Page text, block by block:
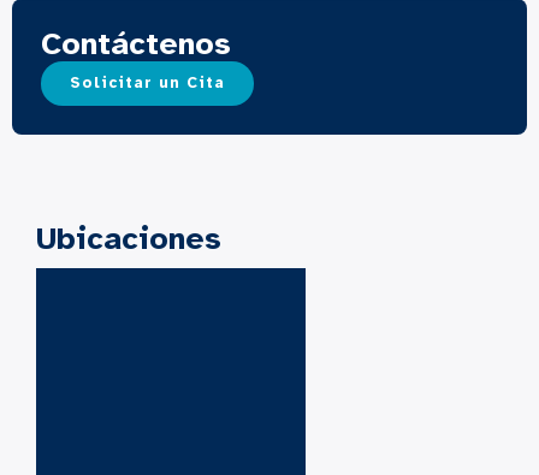
Contáctenos
Solicitar un Cita
Ubicaciones